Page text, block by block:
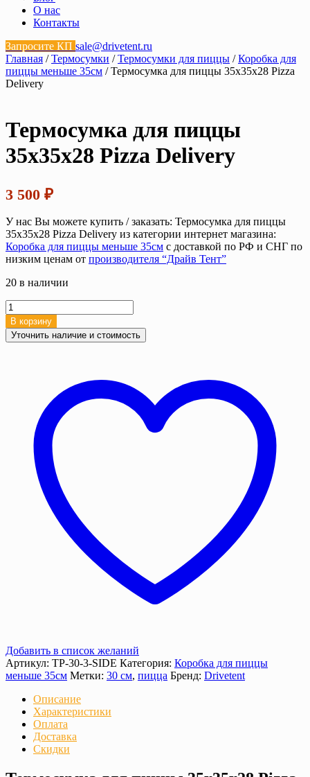
О нас
Контакты
Запросите КП sale@drivetent.ru
Главная /Термосумки /Термосумки для пиццы /Коробка для
пиццы меньше 35см / Термосумка для пиццы 35х35х28 Pizza
Delivery
Термосумка для пиццы
35х35х28 Pizza Delivery
3 500 ₽
У нас Вы можете купить / заказать: Термосумка для пиццы
35х35х28 Pizza Delivery из категории интернет магазина:
Коробка для пиццы меньше 35см с доставкой по РФ и СНГ по
низким ценам от производителя “Драйв Тент”
20 в наличии
Количество
товара
Термосумка
для
В корзину
Уточнить наличие и стоимость
Добавить в список желаний
Артикул: TP-30-3-SIDE Категория: Коробка для пиццы
меньше 35см Метки: 30 см, пицца Бренд: Drivetent
Описание
Характеристики
Оплата
Доставка
Скидки